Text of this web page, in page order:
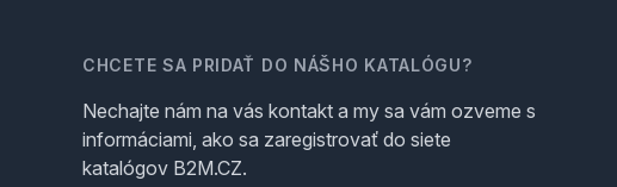
CHCETE SA PRIDAŤ DO NÁŠHO KATALÓGU?
Nechajte nám na vás kontakt a my sa vám ozveme s
informáciami, ako sa zaregistrovať do siete
katalógov B2M.CZ.